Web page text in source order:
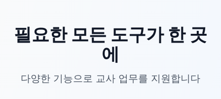
필요한 모든 도구가 한 곳
에
다양한 기능으로 교사 업무를 지원합니다